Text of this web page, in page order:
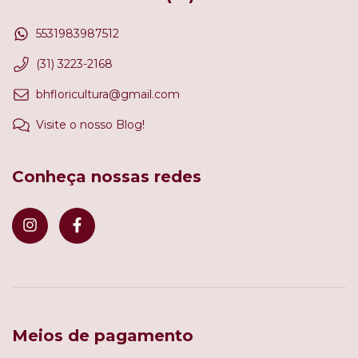
5531983987512
(31) 3223-2168
bhfloricultura@gmail.com
Visite o nosso Blog!
Conheça nossas redes
Meios de pagamento